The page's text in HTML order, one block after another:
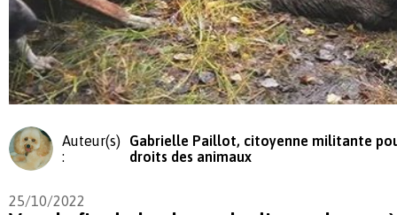
Auteur(s)
:
Gabrielle Paillot, citoyenne militante
droits des animaux
25/10/2022